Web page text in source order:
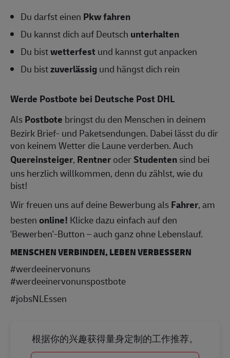
Du darfst einen Pkw fahren
Du kannst dich auf Deutsch unterhalten
Du bistwetterfest und kannst gut anpacken
Du bistzuverlässigund hängst dich rein
Werde Postbote bei Deutsche Post DHL
AlsPostbote bringst du den Menschen in deinem
Bezirk Brief- und Paketsendungen. Dabei lässt du dir
von keinem Wetter die Laune verderben. Auch
Quereinsteiger, RentneroderStudentensind bei
uns herzlich willkommen, denn du zählst, wie du
bist!
Wir freuen uns auf deine Bewerbung alsFahrer, am
bestenonline! Klicke dazu einfach auf den
'Bewerben'-Button – auch ganz ohne Lebenslauf.
MENSCHEN VERBINDEN, LEBEN VERBESSERN
#werdeeinervonuns
#werdeeinervonunspostbote
#jobsNLEssen
根据你的兴趣获得量身定制的工作推荐。